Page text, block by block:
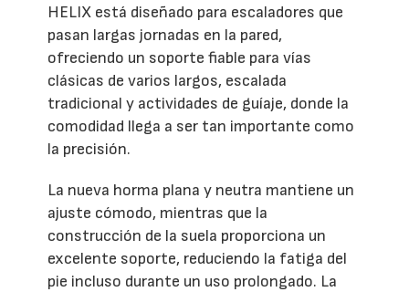
HELIX está diseñado para escaladores que
pasan largas jornadas en la pared,
ofreciendo un soporte fiable para vías
clásicas de varios largos, escalada
tradicional y actividades de guíaje, donde la
comodidad llega a ser tan importante como
la precisión.
La nueva horma plana y neutra mantiene un
ajuste cómodo, mientras que la
construcción de la suela proporciona un
excelente soporte, reduciendo la fatiga del
pie incluso durante un uso prolongado. La